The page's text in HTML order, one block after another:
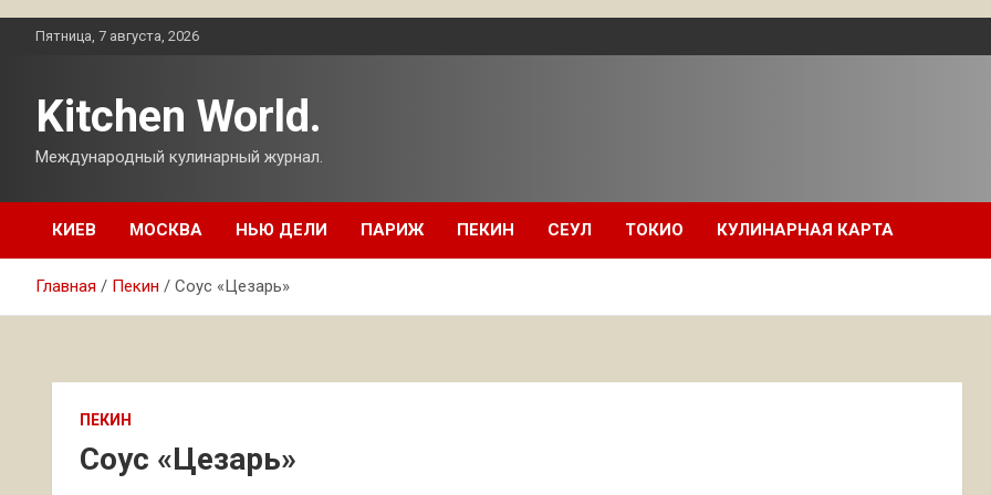
ПерейтиПятница, 7 августа, 2026
Kitchen World.
Международный кулинарный журнал.
КИЕВ МОСКВА НЬЮ ДЕЛИ ПАРИЖ ПЕКИН СЕУЛ ТОКИО КУЛИНАРНАЯ КАРТА
Главная Пекин Соус «Цезарь»
ПЕКИН
Соус «Цезарь»